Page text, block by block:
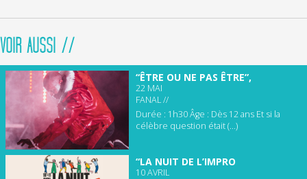
VOIR AUSSI //
“ÊTRE OU NE PAS ÊTRE”,
22 MAI
FANAL //
Durée : 1h30 Âge : Dès 12 ans Et si la
célèbre question était (...)
“LA NUIT DE L’IMPRO
10 AVRIL